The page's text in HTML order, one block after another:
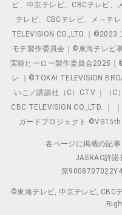
ビ、中京テレビ、CBCテレビ、
テレビ、CBCテレビ、メ～テ
TELEVISION CO.,LTD.｜
モテ製作委員会｜©東海テレビ
実験ヒーロー製作委員会2025
レ ｜©TOKAI TELEVISION
いこ／講談社（C）CTV ｜（
CBC TELEVISION CO.,LTD. ｜
ガードプロジェクト
各ページに掲載の記
JASRAC許諾
第
©東海テレビ, 中京テレビ, CBC